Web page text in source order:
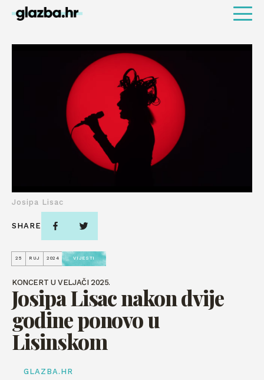
25 RUJ 2024 VIJESTI
KONCERT U VELJAČI 2025.
Josipa Lisac nakon dvije
godine ponovo u
Lisinskom
GLAZBA.HR
Josipa Lisac
SHARE